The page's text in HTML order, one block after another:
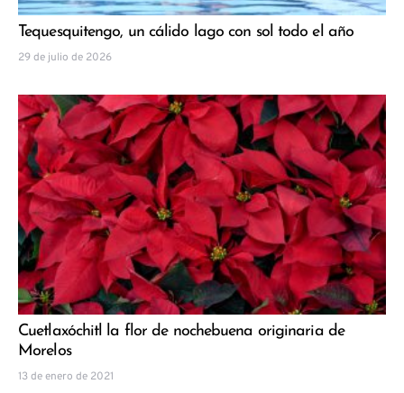
Tequesquitengo, un cálido lago con sol todo el año
29 de julio de 2026
Cuetlaxóchitl la flor de nochebuena originaria de
Morelos
13 de enero de 2021